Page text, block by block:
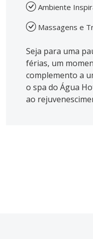
Ambiente
Massagens e
Seja para uma
férias, um
complemento a
o spa do Água
ao